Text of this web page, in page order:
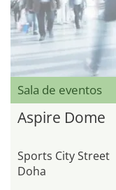
Sala de eventos
Aspire Dome
Sports City Street
Doha